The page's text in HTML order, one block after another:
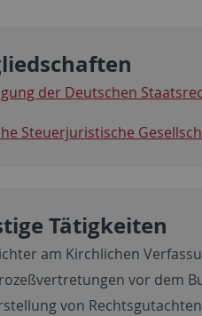
der Deutschen
Steuerjuristische
Tätigkeiten
am Kirchlichen
vor dem
von